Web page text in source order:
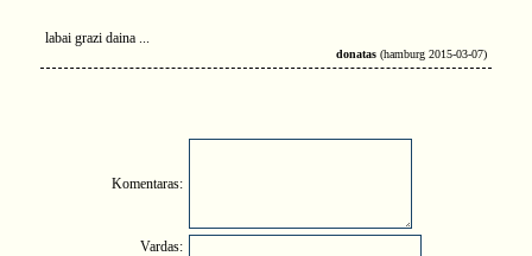
labai grazi daina ...
donatas (hamburg 2015-03-07)
Komentaras:
Vardas: